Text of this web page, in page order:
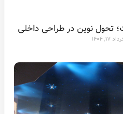
نوین در طراحی داخلی
۱۷, ۱۴۰۴